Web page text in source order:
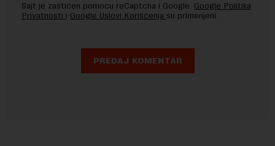
Sajt je zaštićen pomocu reCaptcha i Google. Google Politika
Privatnosti i Google Uslovi Korišćenja su primenjeni.